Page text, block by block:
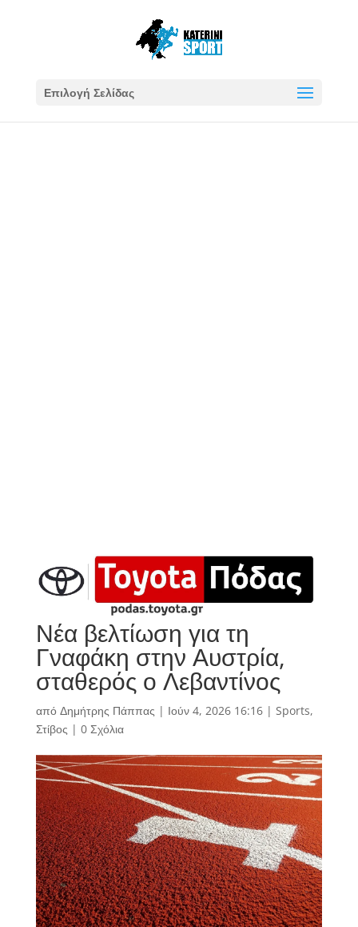
Επιλογή Σελίδας
Νέα βελτίωση για τη
Γναφάκη στην Αυστρία,
σταθερός ο Λεβαντίνος
από Δημήτρης Πάππας | Ιούν 4, 2026 16:16| Sports,
Στίβος | 0 Σχόλια